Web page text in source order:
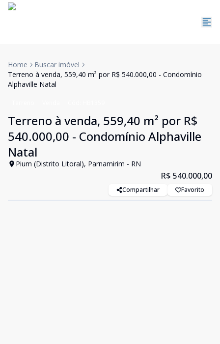
Home
Buscar imóvel
Terreno à venda, 559,40 m² por R$ 540.000,00 - Condomínio
Alphaville Natal
Terreno à venda, 559,40 m² por R$
540.000,00 - Condomínio Alphaville
Natal
Pium (Distrito Litoral), Parnamirim - RN
R$ 540.000,00
Compartilhar Favorito